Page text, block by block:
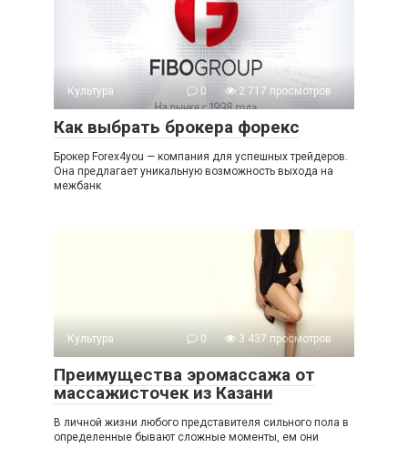
Культура 0 2 717 просмотров
Как выбрать брокера форекс
Брокер Forex4you — компания для успешных трейдеров.
Она предлагает уникальную возможность выхода на
межбанк
Культура 0 3 437 просмотров
Преимущества эромассажа от
массажисточек из Казани
В личной жизни любого представителя сильного пола в
определенные бывают сложные моменты, ем они